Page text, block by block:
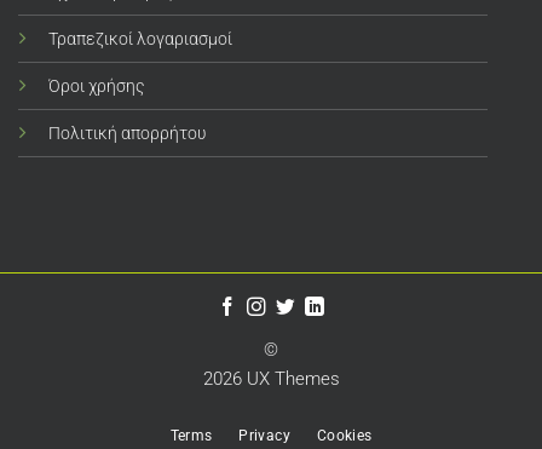
Τραπεζικοί λογαριασμοί
Όροι χρήσης
Πολιτική απορρήτου
©
2026 UX Themes
Terms Privacy Cookies